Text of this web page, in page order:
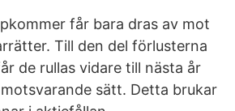
får bara dras av mot
Till den del förlusterna
de rullas vidare till nästa år
sätt. Detta brukar